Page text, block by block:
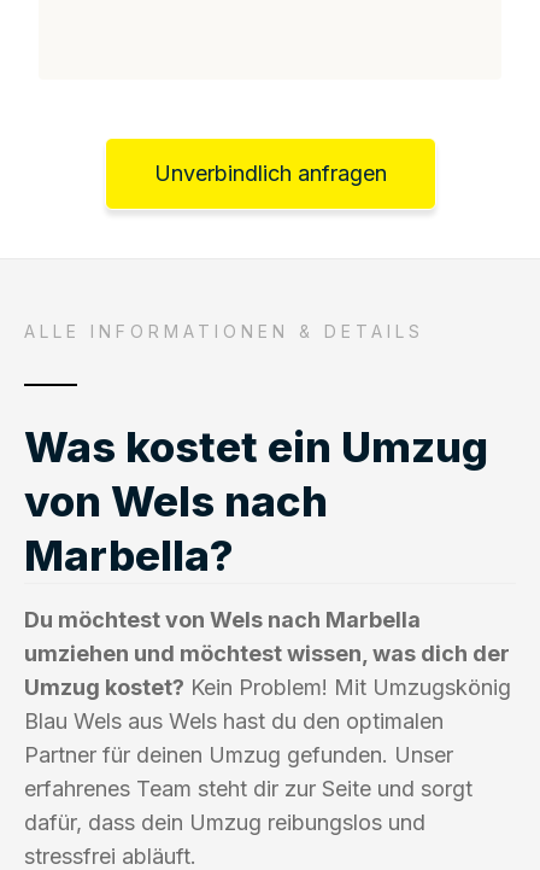
Unverbindlich anfragen
ALLE INFORMATIONEN & DETAILS
Was kostet ein Umzug
von Wels nach
Marbella?
Du möchtest von Wels nach Marbella
umziehen und möchtest wissen, was dich der
Umzug kostet? Kein Problem! Mit Umzugskönig
Blau Wels aus Wels hast du den optimalen
Partner für deinen Umzug gefunden. Unser
erfahrenes Team steht dir zur Seite und sorgt
dafür, dass dein Umzug reibungslos und
stressfrei abläuft.